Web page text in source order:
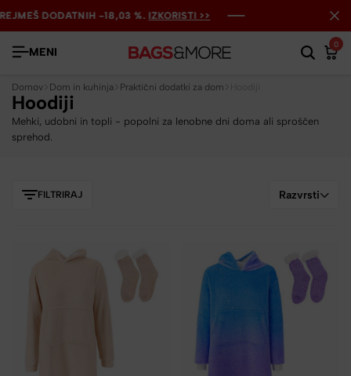
DODATNIH -18,03 %.IZKORISTI >>
DODATNIH -18,03 %.IZKORISTI >>
DODATNIH -18,03 %.IZKORISTI >>
MENI
0
Hoodiji
Domov Dom in kuhinja Praktični dodatki za dom
Mehki, udobni in topli - popolni za lenobne dni doma ali sproščen
sprehod.
FILTRIRAJ Razvrsti